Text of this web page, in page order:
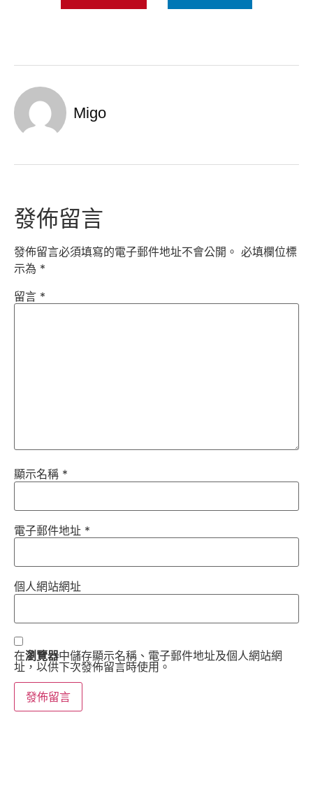
Migo
發佈留言
發佈留言必須填寫的電子郵件地址不會公開。 必填欄位標
示為 *
留言 *
顯示名稱 *
電子郵件地址 *
個人網站網址
在瀏覽器中儲存顯示名稱、電子郵件地址及個人網站網
址，以供下次發佈留言時使用。